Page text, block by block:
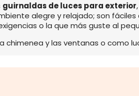
guirnaldas de luces para exterior
alegre y relajado; son fáciles
o la que más guste al
chimenea y las ventanas o como